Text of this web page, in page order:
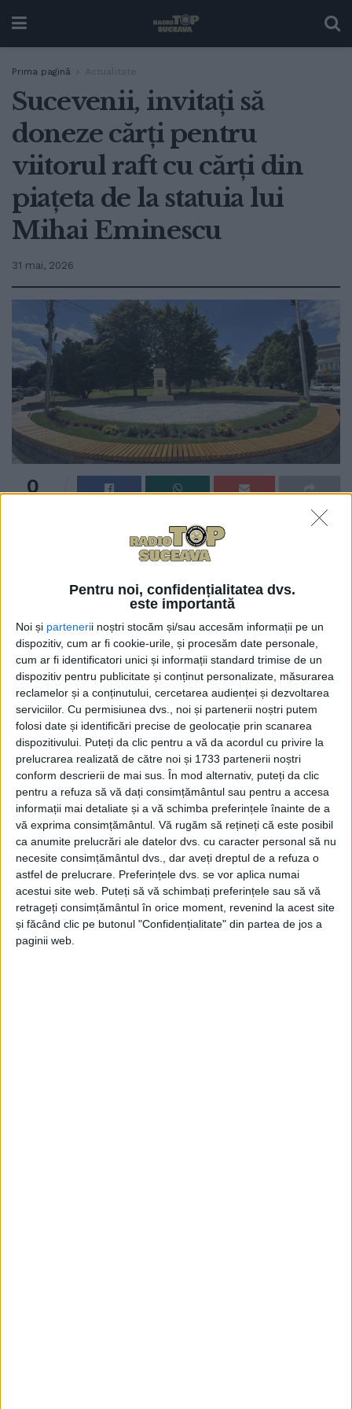
Pentru noi, confidențialitatea dvs.
este importantă
Noi și partenerii noștri stocăm și/sau accesăm informații pe un
dispozitiv, cum ar fi cookie-urile, și procesăm date personale,
cum ar fi identificatori unici și informații standard trimise de un
dispozitiv pentru publicitate și conținut personalizate, măsurarea
reclamelor și a conținutului, cercetarea audienței și dezvoltarea
serviciilor. Cu permisiunea dvs., noi și partenerii noștri putem
folosi date și identificări precise de geolocație prin scanarea
dispozitivului. Puteți da clic pentru a vă da acordul cu privire la
prelucrarea realizată de către noi și 1733 partenerii noștri
conform descrierii de mai sus. În mod alternativ, puteți da clic
pentru a refuza să vă dați consimțământul sau pentru a accesa
informații mai detaliate și a vă schimba preferințele înainte de a
vă exprima consimțământul. Vă rugăm să rețineți că este posibil
ca anumite prelucrări ale datelor dvs. cu caracter personal să nu
necesite consimțământul dvs., dar aveți dreptul de a refuza o
astfel de prelucrare. Preferințele dvs. se vor aplica numai
acestui site web. Puteți să vă schimbați preferințele sau să vă
retrageți consimțământul în orice moment, revenind la acest site
și făcând clic pe butonul "Confidențialitate" din partea de jos a
paginii web.
Prima pagină Actualitate
Sucevenii, invitați să
doneze cărți pentru
viitorul raft cu cărți din
piațeta de la statuia lui
Mihai Eminescu
31 mai, 2026
0
În piațeta de la statuia lui Mihai Eminescu, situată în
centrul Sucevei, lîngă Biserica ”Sf. Nicolae” și peste
amenajat un raft cu cărți. Primăria a anunțat că
piațeta a fost complet reabilitată. În mesajul
municipalității se spune: ”Invităm pe toți cei care
doresc să contribuie să aducă volume și să le ofere
cititorilor <ambulanți>, pentru a încuraja lectura în
aer liber”. Primăria mai anunță că, pe 15 iunie, în
respectiva piațetă se va organiza un mic spectacol de
poezie eminesciană. Pe 15 iunie se împlinesc 137 de
ani de la moartea lui Mihai Eminescu.
Tags: Piațetă Mihai Eminescu Primăria Suceava
raft cu cărți
Articolesimilare